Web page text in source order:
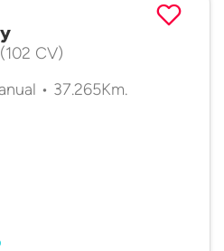
CV)
• 37.265Km.